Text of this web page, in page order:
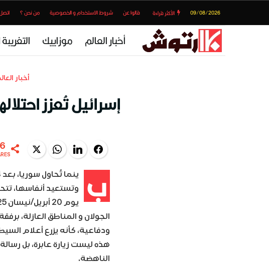
09/08/2026 الأكثر قراءة قالوا عن شروط الاستخدام و الخصوصية من نحن ؟
أخبار العالم موزاييك
أخبار
إسرائيل تُعزز
Facebook
LinkedIn
WhatsApp
Twitter
ب
وتستعيد أنفاسها،
الجولان و المناطق العازلة،
ودفاعية، كأنه يزرع أعلام
هذه ليست زيارة عابرة، بل
الناهضة.